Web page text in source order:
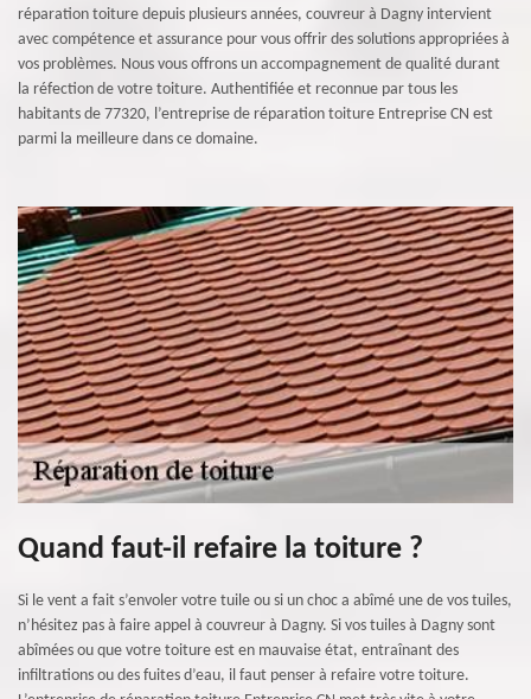
réparation toiture depuis plusieurs années, couvreur à Dagny intervient
avec compétence et assurance pour vous offrir des solutions appropriées à
vos problèmes. Nous vous offrons un accompagnement de qualité durant
la réfection de votre toiture. Authentifiée et reconnue par tous les
habitants de 77320, l’entreprise de réparation toiture Entreprise CN est
parmi la meilleure dans ce domaine.
Quand faut-il refaire la toiture ?
Si le vent a fait s’envoler votre tuile ou si un choc a abîmé une de vos tuiles,
n’hésitez pas à faire appel à couvreur à Dagny. Si vos tuiles à Dagny sont
abîmées ou que votre toiture est en mauvaise état, entraînant des
infiltrations ou des fuites d’eau, il faut penser à refaire votre toiture.